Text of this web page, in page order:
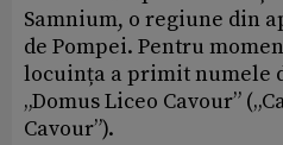
Samnium, o regiune din
de Pompei. Pentru
locuința a primit numele
„Domus Liceo Cavour”
Cavour”).